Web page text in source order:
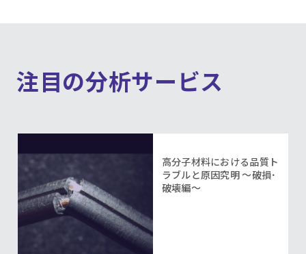
注目の分析サービス
高分子材料における品質ト
ラブルと原因究明 ～破損･
破壊編～